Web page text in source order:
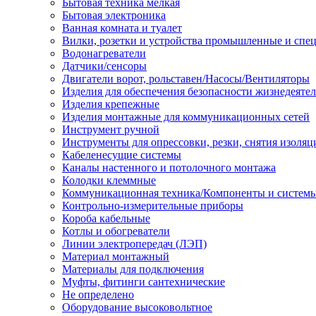
Бытовая техника мелкая
Бытовая электроника
Ванная комната и туалет
Вилки, розетки и устройства промышленные и
Водонагреватели
Датчики/сенсоры
Двигатели ворот, рольставен/Насосы/Вентиляторы
Изделия для обеспечения безопасности
Изделия крепежные
Изделия монтажные для коммуникационных сетей
Инструмент ручной
Инструменты для опрессовки, резки, снятия
Кабеленесущие системы
Каналы настенного и потолочного монтажа
Колодки клеммные
Коммуникационная техника/Компоненты и
Контрольно-измерительные приборы
Короба кабельные
Котлы и обогреватели
Линии электропередач (ЛЭП)
Материал монтажный
Материалы для подключения
Муфты, фитинги сантехнические
Не определено
Оборудование высоковольтное